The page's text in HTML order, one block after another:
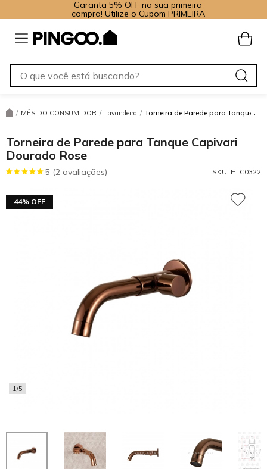
Garanta 5% OFF na sua primeira
compra! Utilize o Cupom PRIMEIRA
/ MÊS DO CONSUMIDOR / Lavandeira / Torneira de Parede para Tanque
Torneira de Parede para Tanque Capivari
Dourado Rose
5 (2 avaliações) SKU: HTC0322
44% OFF
1/5